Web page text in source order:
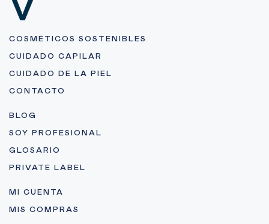
COSMÉTICOS SOSTENIBLES
CUIDADO CAPILAR
CUIDADO DE LA PIEL
CONTACTO
BLOG
SOY PROFESIONAL
GLOSARIO
PRIVATE LABEL
MI CUENTA
MIS COMPRAS